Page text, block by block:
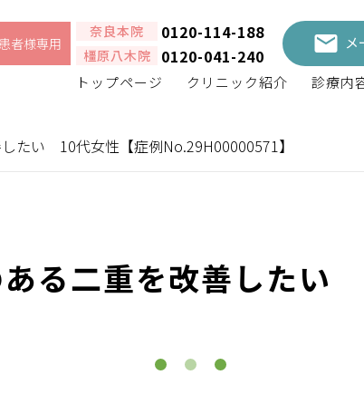
患者様専用
奈良本院 0120-114-188
橿原八木院 0120-041-240
メ
トップページ クリニック紹介 診療内
たい 10代女性【症例No.29H00000571】
ある二重を改善した